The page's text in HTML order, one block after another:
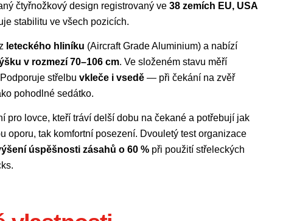
čtyřnožkový design registrovaný ve 38 zemích EU, USA
stabilitu ve všech pozicích.
leteckého hliníku (Aircraft Grade Aluminium) a nabízí
v rozmezí 70–106 cm. Ve složeném stavu měří
střelbu vkleče i vsedě — při čekání na zvěř
pohodlné sedátko.
pro lovce, kteří tráví delší dobu na čekané a potřebují jak
oporu, tak komfortní posezení. Dvouletý test organizace
úspěšnosti zásahů o 60 % při použití střeleckých